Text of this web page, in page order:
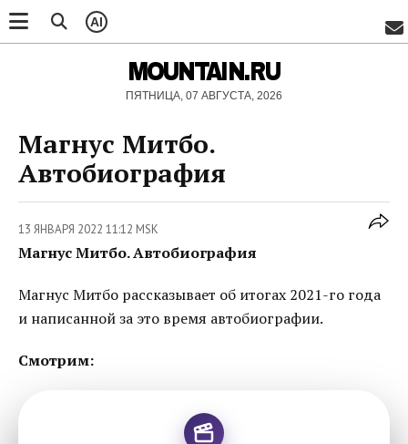
AI
MOUNTAIN.RU
ПЯТНИЦА, 07 АВГУСТА, 2026
Магнус Митбо.
Автобиография
13 ЯНВАРЯ 2022 11:12 MSK
Магнус Митбо. Автобиография
Магнус Митбо рассказывает об итогах 2021-го года
и написанной за это время автобиографии.
Смотрим: